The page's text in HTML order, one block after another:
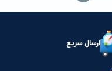
ارسال سریع